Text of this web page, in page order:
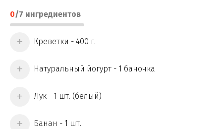
0/7 ингредиентов
Креветки - 400 г.
Натуральный йогурт - 1 баночка
Лук - 1 шт. (белый)
Банан - 1 шт.